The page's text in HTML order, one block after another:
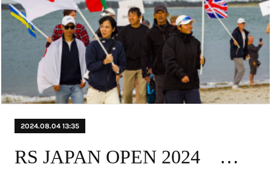
2024.08.04 13:35
RS JAPAN OPEN 2024 兼 第2回RS aero全日本選手権レース公示・エントリー開始